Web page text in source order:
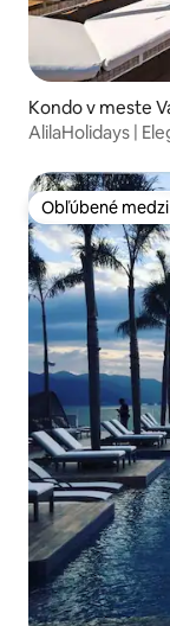
Kondo v meste
AlilaHolidays |
Obľúbené
Obľúbené